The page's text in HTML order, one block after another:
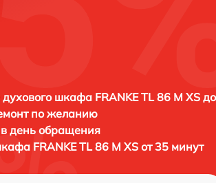
духового шкафа FRANKE TL 86 M XS
по желанию
в день обращения
FRANKE TL 86 M XS от 35 минут